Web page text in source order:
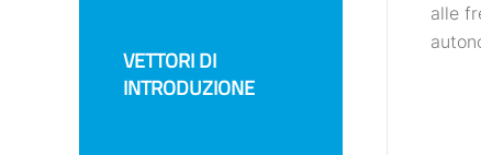
VETTORI DI
INTRODUZIONE
alle